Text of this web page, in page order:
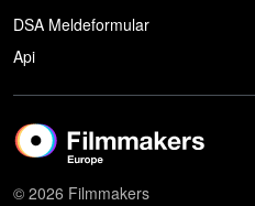
DSA Meldeformular
Api
© 2026 Filmmakers